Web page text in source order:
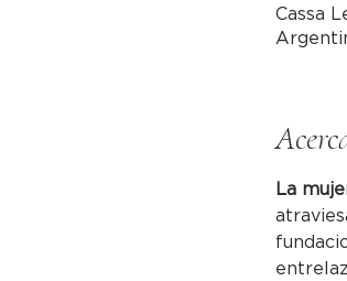
Cassa
La